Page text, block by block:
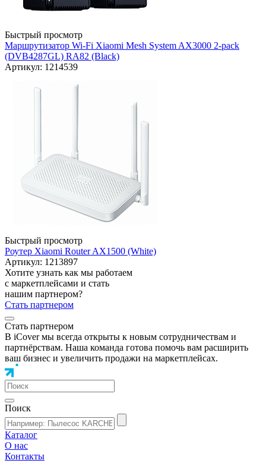
Быстрый просмотр
Маршрутизатор Wi-Fi Xiaomi Mesh System AX3000 2-pack
(DVB4287GL) RA82 (Black)
Артикул: 1214539
Быстрый просмотр
Роутер Xiaomi Router AX1500 (White)
Артикул: 1213897
Хотите узнать как мы работаем
с маркетплейсами и стать
нашим партнером?
Стать партнером
Стать партнером
В iCover мы всегда открыты к новым сотрудничествам и
партнёрствам. Наша команда готова помочь вам расширить
ваш бизнес и увеличить продажи на маркетплейсах.
Поиск
Каталог
О нас
Контакты